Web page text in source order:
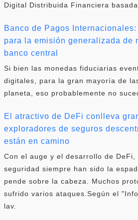
Digital Distribuida Financiera
Banco de Pagos
para la emisión generalizada de
banco central
Si bien las monedas fiduciarias
digitales, para la gran mayoría de
planeta, eso probablemente no
El atractivo de DeFi conlleva
exploradores de seguros
están en camino
Con el auge y el desarrollo de DeFi,
seguridad siempre han sido la
pende sobre la cabeza. Muchos
sufrido varios ataques.Según el
lav.